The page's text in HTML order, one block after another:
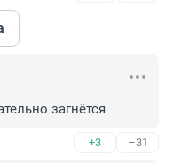
загнётся
+3 –31